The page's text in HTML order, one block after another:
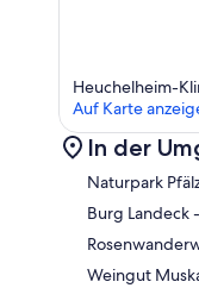
Heuchelheim-
Auf Karte
In der
Naturpark
Burg Landeck
Weingut